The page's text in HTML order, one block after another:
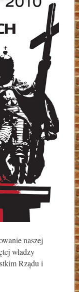
naszej
władzy
Rządu i